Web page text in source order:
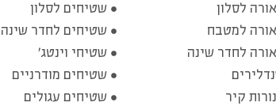
לסלון
למטבח
לחדר שינה
קיר
שטיחים לסלון
שטיחים לחדר שינה
שטיחי וינטג'
שטיחים מודרניים
שטיחים עגולים